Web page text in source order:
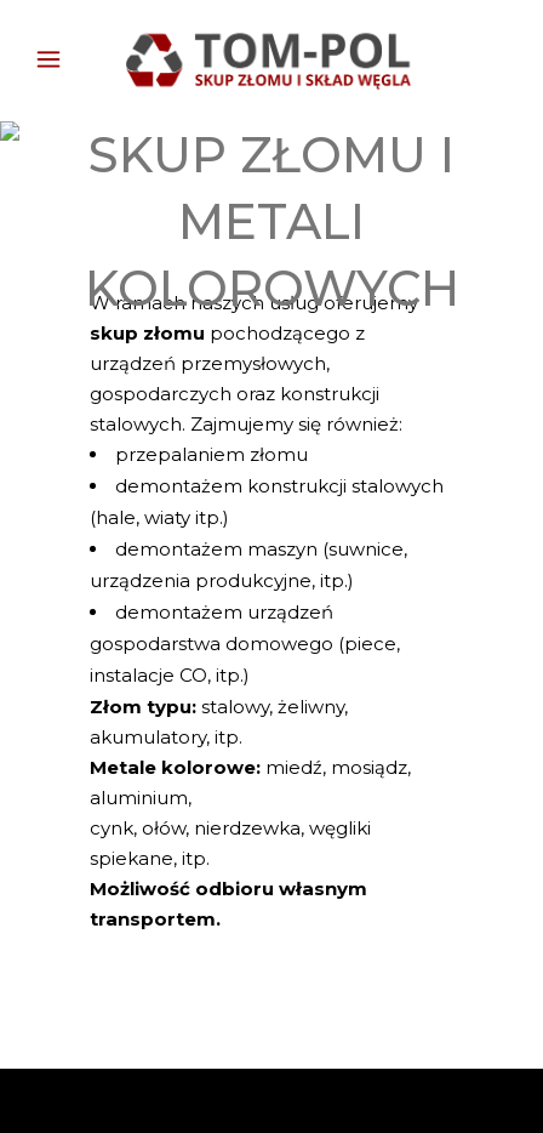
SKUP ZŁOMU I
METALI
KOLOROWYCH
W ramach naszych usług oferujemy
skup złomu pochodzącego z
urządzeń przemysłowych,
gospodarczych oraz konstrukcji
stalowych. Zajmujemy się również:
przepalaniem złomu
demontażem konstrukcji stalowych
(hale, wiaty itp.)
demontażem maszyn (suwnice,
urządzenia produkcyjne, itp.)
demontażem urządzeń
gospodarstwa domowego (piece,
instalacje CO, itp.)
Złom typu: stalowy, żeliwny,
akumulatory, itp.
Metale kolorowe: miedź, mosiądz,
aluminium,
cynk, ołów, nierdzewka, węgliki
spiekane, itp.
Możliwość odbioru własnym
transportem.